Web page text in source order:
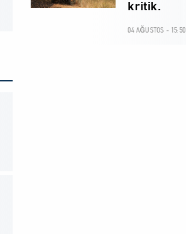
kritik.
04 AĞUSTOS - 15:50